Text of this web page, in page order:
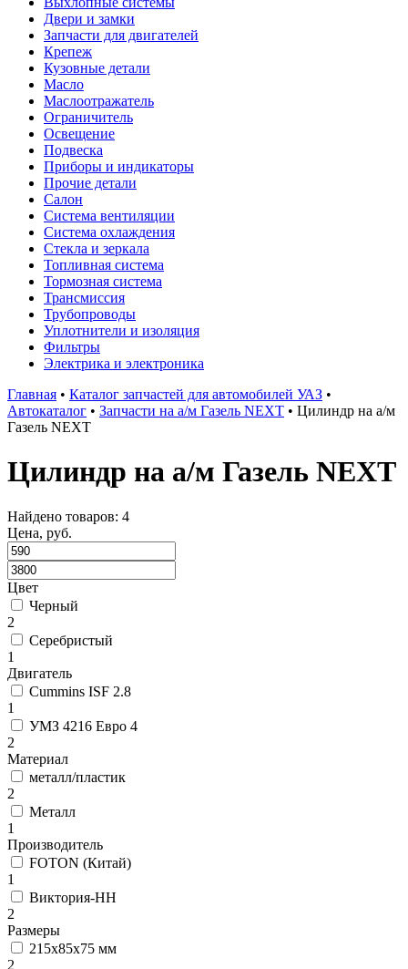
Двери и замки
Запчасти для двигателей
Крепеж
Кузовные детали
Масло
Маслоотражатель
Ограничитель
Освещение
Подвеска
Приборы и индикаторы
Прочие детали
Салон
Система вентиляции
Система охлаждения
Стекла и зеркала
Топливная система
Тормозная система
Трансмиссия
Трубопроводы
Уплотнители и изоляция
Фильтры
Электрика и электроника
Главная • Каталог запчастей для автомобилей УАЗ •
Автокаталог • Запчасти на а/м Газель NEXT • Цилиндр на а/м
Газель NEXT
Цилиндр на а/м Газель NEXT
Найдено товаров: 4
Цена, руб.
Цвет
Черный
2
Серебристый
1
Двигатель
Cummins ISF 2.8
1
УМЗ 4216 Евро 4
2
Материал
металл/пластик
2
Металл
1
Производитель
FOTON (Китай)
1
Виктория-НН
2
Размеры
215х85х75 мм
2